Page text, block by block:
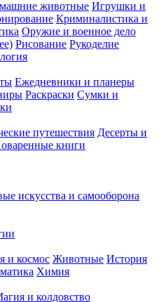
животные Игрушки и
Криминалистика и
Оружие и военное дело
Рисование Рукоделие
Ежедневники и планеры
Раскраски Сумки и
путешествия Десерты и
книги
искусства и самооборона
и космос Животные История
Химия
и колдовство